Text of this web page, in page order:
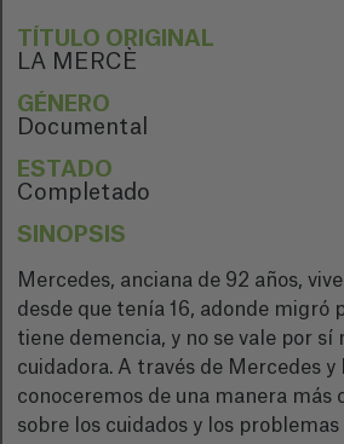
TÍTULO ORIGINAL
LA MERCÈ
GÉNERO
Documental
ESTADO
Completado
SINOPSIS
Mercedes, anciana de 92 años,
desde que tenía 16, adonde migró
tiene demencia, y no se vale por sí
cuidadora. A través de Mercedes y
conoceremos de una manera más
sobre los cuidados y los